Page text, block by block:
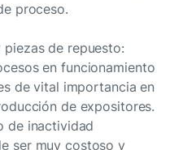
proceso.
de repuesto:
en funcionamiento
de vital importancia en
de expositores.
de inactividad
ser muy costoso y